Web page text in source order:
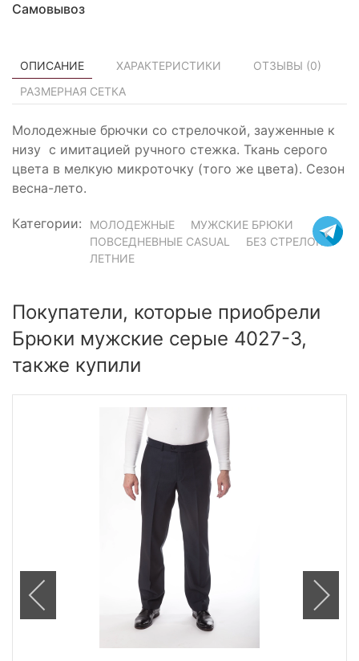
Самовывоз
ОПИСАНИЕ ХАРАКТЕРИСТИКИ ОТЗЫВЫ (0)
РАЗМЕРНАЯ СЕТКА
Молодежные брючки со стрелочкой, зауженные к
низу с имитацией ручного стежка. Ткань серого
цвета в мелкую микроточку (того же цвета). Сезон
весна-лето.
Категории: МОЛОДЕЖНЫЕ
МУЖСКИЕ БРЮКИ
ПОВСЕДНЕВНЫЕ CASUAL
БЕЗ СТРЕЛОК
ЛЕТНИЕ
Покупатели, которые приобрели
Брюки мужские серые 4027-3,
также купили